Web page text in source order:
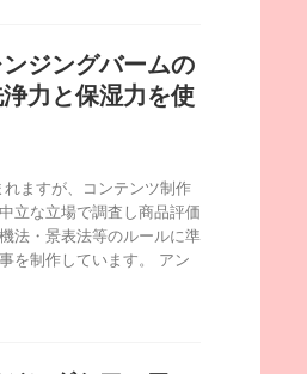
ジングバームの
力と保湿力を使
ますが、コンテンツ制作
立な立場で調査し商品評価
法・景表法等のルールに準
を制作しています。 アン